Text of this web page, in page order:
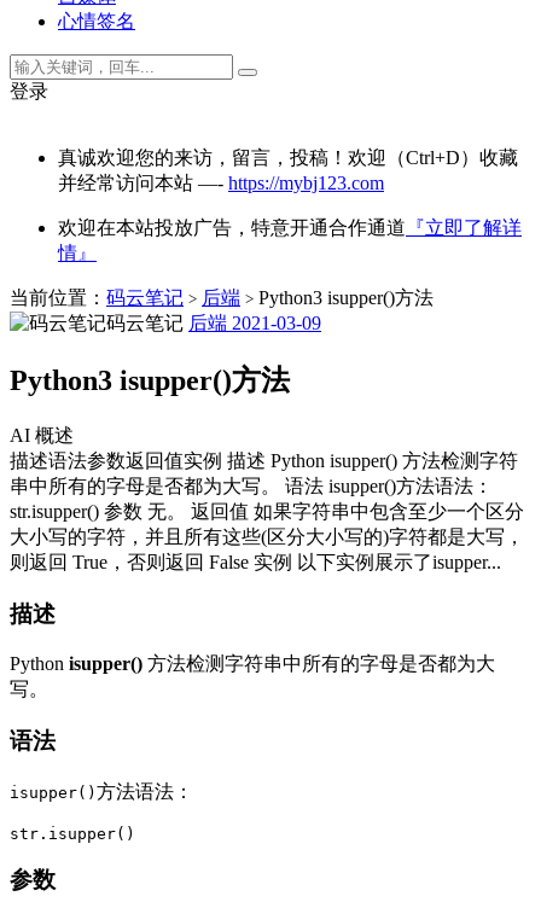
心情签名
登录
真诚欢迎您的来访，留言，投稿！欢迎（Ctrl+D）收藏
并经常访问本站 —- https://mybj123.com
欢迎在本站投放广告，特意开通合作通道 『立即了解详
情』
当前位置： 码云笔记 > 后端 > Python3 isupper()方法
码云笔记 后端 2021-03-09
Python3 isupper()方法
AI 概述
描述语法参数返回值实例 描述 Python isupper() 方法检测字符
串中所有的字母是否都为大写。 语法 isupper()方法语法：
str.isupper() 参数 无。 返回值 如果字符串中包含至少一个区分
大小写的字符，并且所有这些(区分大小写的)字符都是大写，
则返回 True，否则返回 False 实例 以下实例展示了isupper...
描述
Python isupper() 方法检测字符串中所有的字母是否都为大
写。
语法
isupper() 方法语法：
str.isupper()
参数